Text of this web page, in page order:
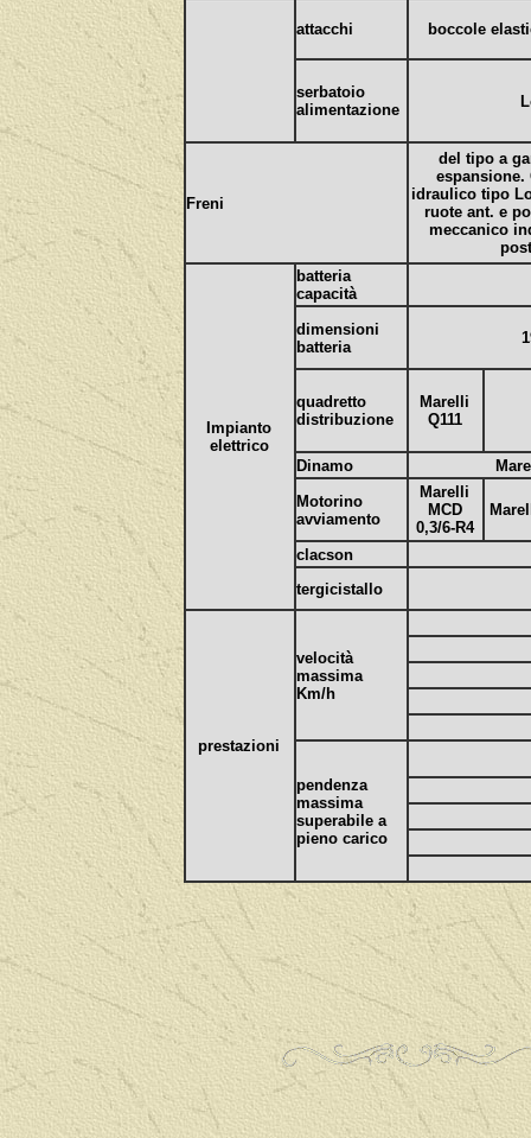
attacchi boccole
serbatoio
alimentazione
Freni
del tipo a
espansione.
idraulico tipo
ruote ant. e
meccanico
Impianto
elettrico
batteria
capacità
dimensioni
batteria
quadretto
distribuzione
Marelli
Q111
Dinamo
Motorino
avviamento
Marelli
MCD
0,3/6-R4
clacson
tergicistallo
prestazioni
velocità
massima
Km/h
pendenza
massima
superabile a
pieno carico